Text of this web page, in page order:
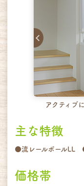
アクティブ
主な特徴
●流レールボール
価格帯